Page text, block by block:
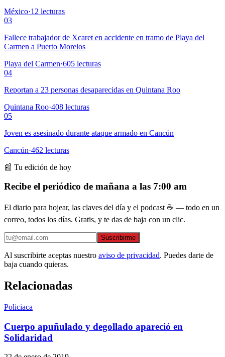
México·12 lecturas
03
Fallece trabajador de Xcaret en accidente en tramo de Playa del
Carmen a Puerto Morelos
Playa del Carmen·605 lecturas
04
Reportan a 23 personas desaparecidas en Quintana Roo
Quintana Roo·408 lecturas
05
Joven es asesinado durante ataque armado en Cancún
Cancún·462 lecturas
📰 Tu edición de hoy
Recibe el periódico de mañana a las 7:00 am
El diario para hojear, las claves del día y el podcast ☕ — todo en un
correo, todos los días. Gratis, y te das de baja con un clic.
Suscribirme
Al suscribirte aceptas nuestro aviso de privacidad. Puedes darte de
baja cuando quieras.
Relacionadas
Policiaca
Cuerpo apuñulado y degollado apareció en
Solidaridad